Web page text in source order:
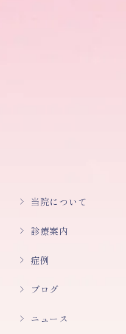
当院について
診療案内
症例
ブログ
ニュース